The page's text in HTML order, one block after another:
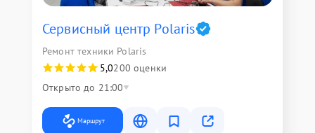
Сервисный центр Polaris
Ремонт техники Polaris
5,0200 оценки
Открыто до 21:00
Маршрут